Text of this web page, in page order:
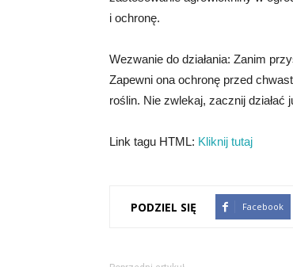
i ochronę.
Wezwanie do działania: Zanim
Zapewni ona ochronę przed
roślin. Nie zwlekaj, zacznij działać
Link tagu HTML: Kliknij tutaj
PODZIEL SIĘ Facebook